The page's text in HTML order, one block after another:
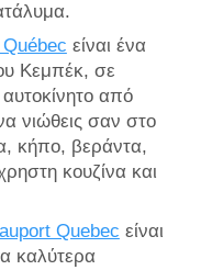
είναι ένα
Κεμπέκ, σε
από
νιώθεις σαν στο
κήπο, βεράντα,
κουζίνα και
Quebec είναι
καλύτερα